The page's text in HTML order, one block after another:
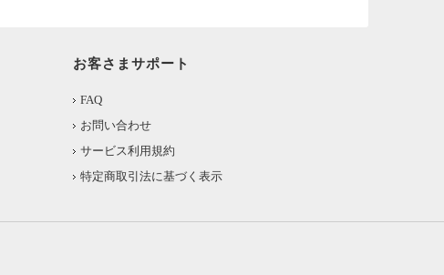
お客さまサポート
FAQ
お問い合わせ
サービス利用規約
特定商取引法に基づく表示